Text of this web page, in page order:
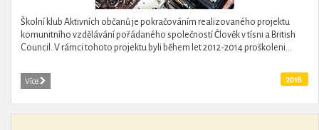
Školní klub Aktivních občanů je pokračováním realizovaného projektu
komunitního vzdělávání pořádaného společností Člověk v tísni a British
Council. V rámci tohoto projektu byli během let 2012-2014 proškoleni...
Více 2018